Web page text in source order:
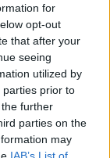
for
opt-out
that after your
seeing
utilized by
parties prior to
further
parties on the
may
IAB’s List of